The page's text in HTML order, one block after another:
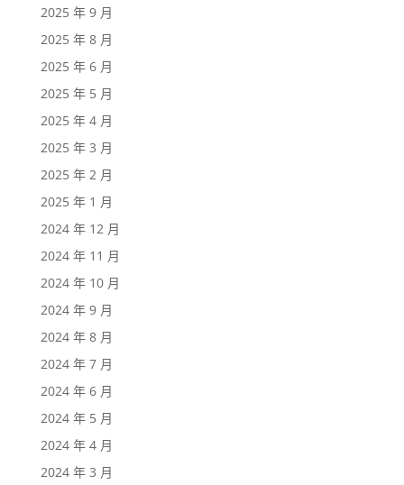
2025 年 9 月
2025 年 8 月
2025 年 6 月
2025 年 5 月
2025 年 4 月
2025 年 3 月
2025 年 2 月
2025 年 1 月
2024 年 12 月
2024 年 11 月
2024 年 10 月
2024 年 9 月
2024 年 8 月
2024 年 7 月
2024 年 6 月
2024 年 5 月
2024 年 4 月
2024 年 3 月